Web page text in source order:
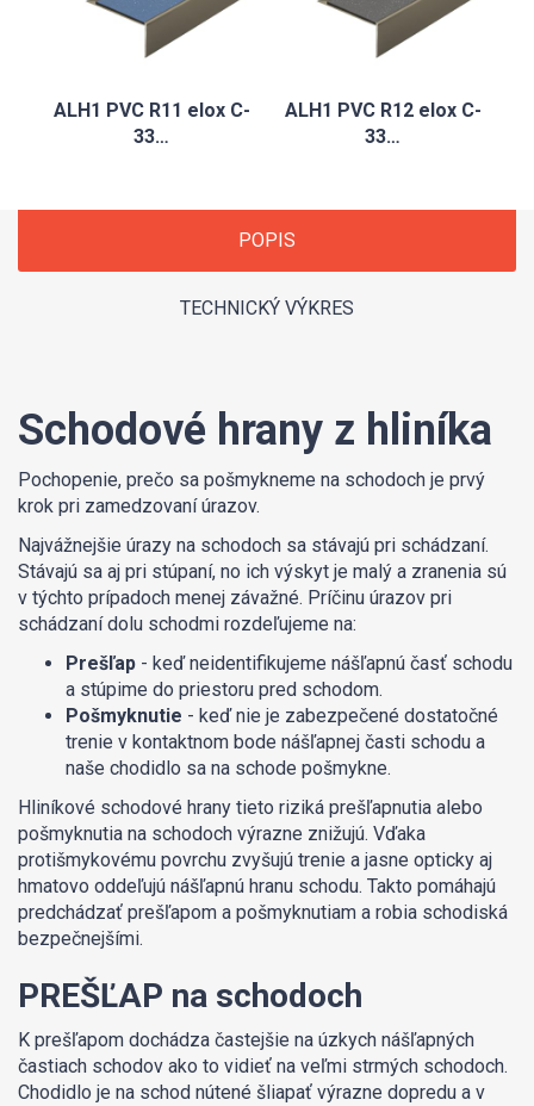
ALH1 PVC R11 elox C-
33…
ALH1 PVC R12 elox C-
33…
POPIS
TECHNICKÝ VÝKRES
Schodové hrany z hliníka
Pochopenie, prečo sa pošmykneme na schodoch je prvý
krok pri zamedzovaní úrazov.
Najvážnejšie úrazy na schodoch sa stávajú pri schádzaní.
Stávajú sa aj pri stúpaní, no ich výskyt je malý a zranenia sú
v týchto prípadoch menej závažné. Príčinu úrazov pri
schádzaní dolu schodmi rozdeľujeme na:
Prešľap - keď neidentifikujeme nášľapnú časť schodu
a stúpime do priestoru pred schodom.
Pošmyknutie - keď nie je zabezpečené dostatočné
trenie v kontaktnom bode nášľapnej časti schodu a
naše chodidlo sa na schode pošmykne.
Hliníkové schodové hrany tieto riziká prešľapnutia alebo
pošmyknutia na schodoch výrazne znižujú. Vďaka
protišmykovému povrchu zvyšujú trenie a jasne opticky aj
hmatovo oddeľujú nášľapnú hranu schodu. Takto pomáhajú
predchádzať prešľapom a pošmyknutiam a robia schodiská
bezpečnejšími.
PREŠĽAP na schodoch
K prešľapom dochádza častejšie na úzkych nášľapných
častiach schodov ako to vidieť na veľmi strmých schodoch.
Chodidlo je na schod nútené šliapať výrazne dopredu a v